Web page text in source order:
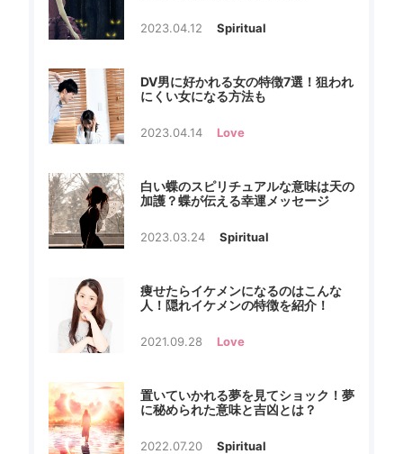
2023.04.12 Spiritual
DV男に好かれる女の特徴7選！狙われ
にくい女になる方法も
2023.04.14 Love
白い蝶のスピリチュアルな意味は天の
加護？蝶が伝える幸運メッセージ
2023.03.24 Spiritual
痩せたらイケメンになるのはこんな
人！隠れイケメンの特徴を紹介！
2021.09.28 Love
置いていかれる夢を見てショック！夢
に秘められた意味と吉凶とは？
2022.07.20 Spiritual